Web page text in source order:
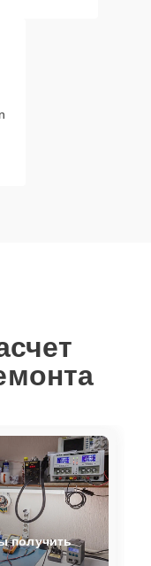
получить